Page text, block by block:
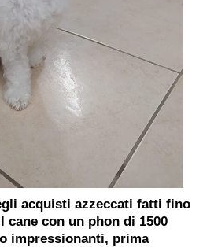
acquisti azzeccati fatti fino
cane con un phon di 1500
impressionanti, prima